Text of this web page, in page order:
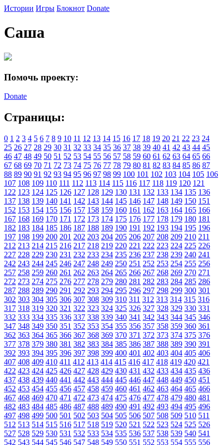
Истории Игры Блокнот Donate
Саша
Помочь проекту:
Donate
Страницы:
0 1 2 3 4 5 6 7 8 9 10 11 12 13 14 15 16 17 18 19 20 21 22 23 24
25 26 27 28 29 30 31 32 33 34 35 36 37 38 39 40 41 42 43 44 45
46 47 48 49 50 51 52 53 54 55 56 57 58 59 60 61 62 63 64 65 66
67 68 69 70 71 72 73 74 75 76 77 78 79 80 81 82 83 84 85 86 87
88 89 90 91 92 93 94 95 96 97 98 99 100 101 102 103 104 105 106
107 108 109 110 111 112 113 114 115 116 117 118 119 120 121
122 123 124 125 126 127 128 129 130 131 132 133 134 135 136
137 138 139 140 141 142 143 144 145 146 147 148 149 150 151
152 153 154 155 156 157 158 159 160 161 162 163 164 165 166
167 168 169 170 171 172 173 174 175 176 177 178 179 180 181
182 183 184 185 186 187 188 189 190 191 192 193 194 195 196
197 198 199 200 201 202 203 204 205 206 207 208 209 210 211
212 213 214 215 216 217 218 219 220 221 222 223 224 225 226
227 228 229 230 231 232 233 234 235 236 237 238 239 240 241
242 243 244 245 246 247 248 249 250 251 252 253 254 255 256
257 258 259 260 261 262 263 264 265 266 267 268 269 270 271
272 273 274 275 276 277 278 279 280 281 282 283 284 285 286
287 288 289 290 291 292 293 294 295 296 297 298 299 300 301
302 303 304 305 306 307 308 309 310 311 312 313 314 315 316
317 318 319 320 321 322 323 324 325 326 327 328 329 330 331
332 333 334 335 336 337 338 339 340 341 342 343 344 345 346
347 348 349 350 351 352 353 354 355 356 357 358 359 360 361
362 363 364 365 366 367 368 369 370 371 372 373 374 375 376
377 378 379 380 381 382 383 384 385 386 387 388 389 390 391
392 393 394 395 396 397 398 399 400 401 402 403 404 405 406
407 408 409 410 411 412 413 414 415 416 417 418 419 420 421
422 423 424 425 426 427 428 429 430 431 432 433 434 435 436
437 438 439 440 441 442 443 444 445 446 447 448 449 450 451
452 453 454 455 456 457 458 459 460 461 462 463 464 465 466
467 468 469 470 471 472 473 474 475 476 477 478 479 480 481
482 483 484 485 486 487 488 489 490 491 492 493 494 495 496
497 498 499 500 501 502 503 504 505 506 507 508 509 510 511
512 513 514 515 516 517 518 519 520 521 522 523 524 525 526
527 528 529 530 531 532 533 534 535 536 537 538 539 540 541
542 543 544 545 546 547 548 549 550 551 552 553 554 555 556